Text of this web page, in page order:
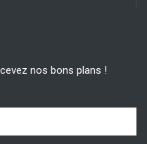
nos bons plans !